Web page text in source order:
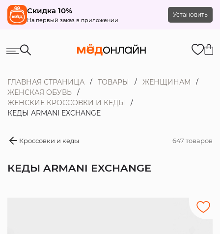
Скидка 10%
На первый заказ в приложении
Установить
ГЛАВНАЯ СТРАНИЦА ТОВАРЫ
ЖЕНЩИНАМ
ЖЕНСКАЯ ОБУВЬ
ЖЕНСКИЕ КРОССОВКИ И КЕДЫ
КЕДЫ ARMANI EXCHANGE
Кроссовки и кеды 647 товаров
КЕДЫ ARMANI EXCHANGE